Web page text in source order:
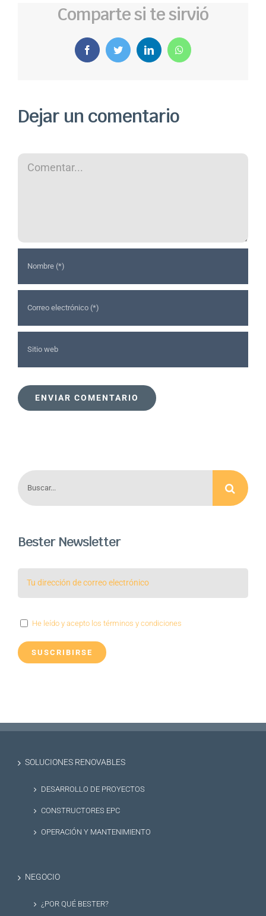
Comparte si te sirvió
FacebookTwitter LinkedInWhatsApp
Dejar un comentario
Comentar
Buscar:
Bester Newsletter
He leído y acepto los términos y condiciones
SOLUCIONES RENOVABLES
DESARROLLO DE PROYECTOS
CONSTRUCTORES EPC
OPERACIÓN Y MANTENIMIENTO
NEGOCIO
¿POR QUÉ BESTER?